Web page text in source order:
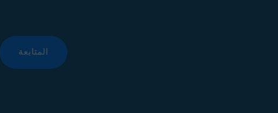
المتابعة